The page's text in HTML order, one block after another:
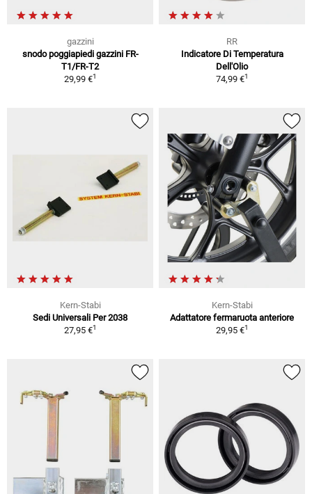
gazzini
snodo poggiapiedi gazzini FR-
T1/FR-T2
29,99 €1
RR
Indicatore Di Temperatura
Dell'Olio
74,99 €1
Kern-Stabi
Sedi Universali Per 2038
27,95 €1
Kern-Stabi
Adattatore fermaruota anteriore
29,95 €1